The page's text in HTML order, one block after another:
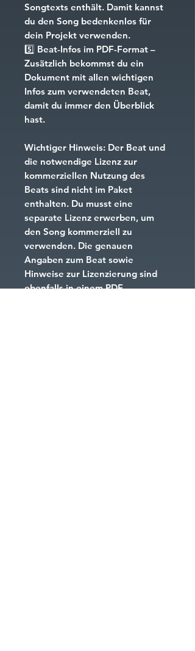
Songtexts enthält. Damit kannst
du den Song bedenkenlos für
dein Projekt verwenden.
5️⃣ Beat-Infos im PDF-Format –
Zusätzlich bekommst du ein
Dokument mit allen wichtigen
Infos zum verwendeten Beat,
damit du immer den Überblick
hast.
Wichtiger Hinweis: Der Beat und
die notwendige Lizenz zur
kommerziellen Nutzung des
Beats sind nicht im Paket
enthalten. Du musst eine
separate Lizenz erwerben, um
den Song kommerziell zu
verwenden. Die genauen
Angaben zum Beat sowie
Hinweise zur Lizenzierung sind
ebenfalls in einem PDF-